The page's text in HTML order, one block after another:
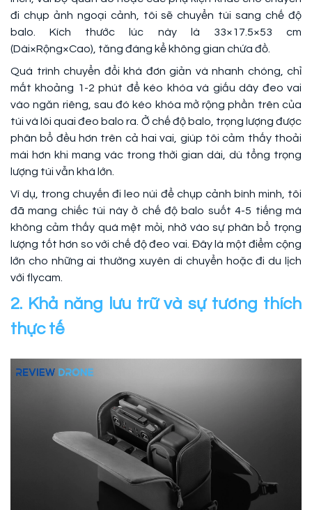
đi chụp ảnh ngoại cảnh, tôi sẽ chuyển túi sang chế độ
balo. Kích thước lúc này là 33×17.5×53 cm
(Dài×Rộng×Cao), tăng đáng kể không gian chứa đồ.
Quá trình chuyển đổi khá đơn giản và nhanh chóng, chỉ
mất khoảng 1-2 phút để kéo khóa và giấu dây đeo vai
vào ngăn riêng, sau đó kéo khóa mở rộng phần trên của
túi và lôi quai đeo balo ra. Ở chế độ balo, trọng lượng được
phân bổ đều hơn trên cả hai vai, giúp tôi cảm thấy thoải
mái hơn khi mang vác trong thời gian dài, dù tổng trọng
lượng túi vẫn khá lớn.
Ví dụ, trong chuyến đi leo núi để chụp cảnh bình minh, tôi
đã mang chiếc túi này ở chế độ balo suốt 4-5 tiếng mà
không cảm thấy quá mệt mỏi, nhờ vào sự phân bổ trọng
lượng tốt hơn so với chế độ đeo vai. Đây là một điểm cộng
lớn cho những ai thường xuyên di chuyển hoặc đi du lịch
với flycam.
2. Khả năng lưu trữ và sự tương thích
thực tế